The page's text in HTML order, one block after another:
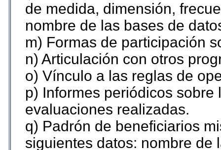
de medida, dimensión,
nombre de las bases de
m) Formas de participación
n) Articulación con otros
o) Vínculo a las reglas de
p) Informes periódicos
evaluaciones realizadas.
q) Padrón de beneficiarios
siguientes datos: nombre de